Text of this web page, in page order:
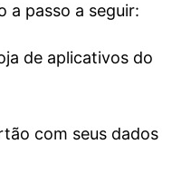
a passo a seguir:
de aplicativos do
com seus dados